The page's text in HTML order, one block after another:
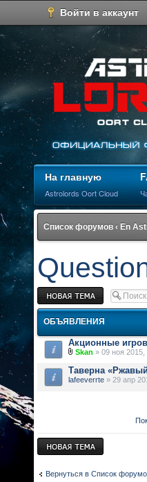
Войти в аккаунт
На главную
Astrolords Oort Cloud
Список форумов ‹ En
Новая тема
ОБЪЯВЛЕНИЯ
Акционные
Skan » 09 ноя 2015,
Таверна
lafeeverrte » 29 апр
Новая тема
Вернуться в Список